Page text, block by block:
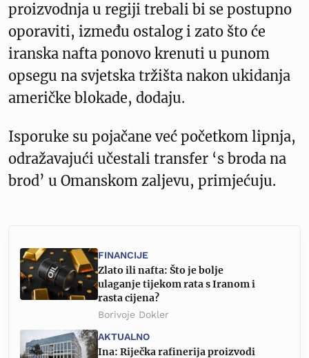
proizvodnja u regiji trebali bi se postupno
oporaviti, između ostalog i zato što će
iranska nafta ponovo krenuti u punom
opsegu na svjetska tržišta nakon ukidanja
američke blokade, dodaju.
Isporuke su pojačane već početkom lipnja,
odražavajući učestali transfer ‘s broda na
brod’ u Omanskom zaljevu, primjećuju.
FINANCIJE
Zlato ili nafta: Što je bolje
ulaganje tijekom rata s Iranom i
rasta cijena?
Borivoje Dokler
AKTUALNO
Ina: Riječka rafinerija proizvodi